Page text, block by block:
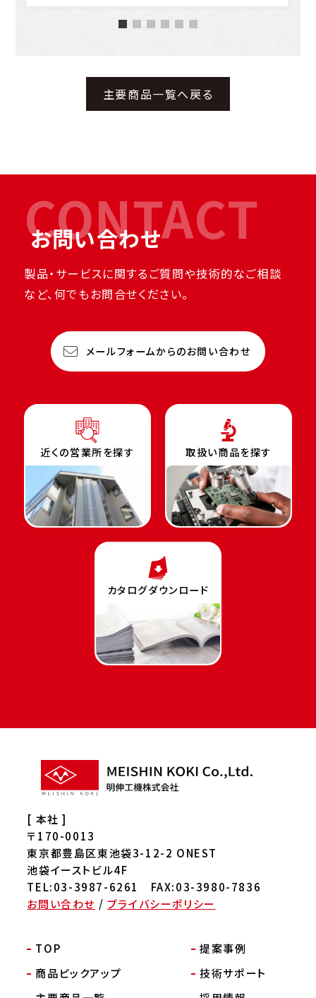
主要商品一覧へ戻る
CONTACT
お問い合わせ
製品・サービスに関するご質問や技術的なご相談
など、何でもお問合せください。
メールフォームからのお問い合わせ
近くの営業所を探す 取扱い商品を探す
カタログダウンロード
[ 本社 ]
〒170-0013
東京都豊島区東池袋3-12-2 ONEST
池袋イーストビル4F
TEL:03-3987-6261 FAX:03-3980-7836
お問い合わせ / プライバシーポリシー
TOP
提案事例
商品ピックアップ
技術サポート